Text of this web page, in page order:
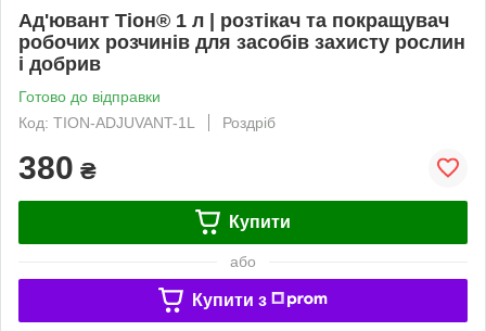
Ад'ювант Тіон® 1 л | розтікач та покращувач
робочих розчинів для засобів захисту рослин
і добрив
Готово до відправки
Код: TION-ADJUVANT-1L
Роздріб
380 ₴
Купити
або
Купити з